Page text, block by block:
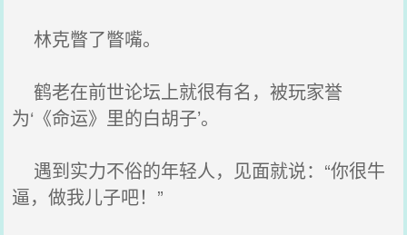
林克瞥了瞥嘴。
鹤老在前世论坛上就很有名，被玩家誉
为‘《命运》里的白胡子’。
遇到实力不俗的年轻人，见面就说：“你很牛
逼，做我儿子吧！”